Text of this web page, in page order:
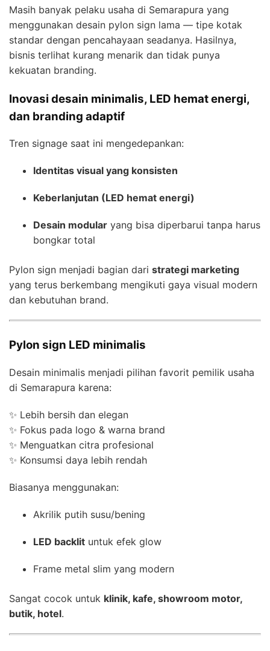
Masih banyak pelaku usaha di Semarapura yang
menggunakan desain pylon sign lama — tipe kotak
standar dengan pencahayaan seadanya. Hasilnya,
bisnis terlihat kurang menarik dan tidak punya
kekuatan branding.
Inovasi desain minimalis, LED hemat energi,
dan branding adaptif
Tren signage saat ini mengedepankan:
Identitas visual yang konsisten
Keberlanjutan (LED hemat energi)
Desain modular yang bisa diperbarui tanpa harus
bongkar total
Pylon sign menjadi bagian dari strategi marketing
yang terus berkembang mengikuti gaya visual modern
dan kebutuhan brand.
Pylon sign LED minimalis
Desain minimalis menjadi pilihan favorit pemilik usaha
di Semarapura karena:
✨ Lebih bersih dan elegan
✨ Fokus pada logo & warna brand
✨ Menguatkan citra profesional
✨ Konsumsi daya lebih rendah
Biasanya menggunakan:
Akrilik putih susu/bening
LED backlit untuk efek glow
Frame metal slim yang modern
Sangat cocok untuk klinik, kafe, showroom motor,
butik, hotel.